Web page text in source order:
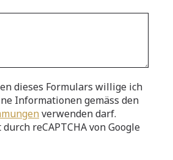
dieses Formulars willige ich
Informationen gemäss den
verwenden darf.
reCAPTCHA von Google